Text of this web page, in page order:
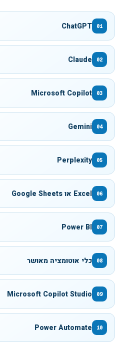
01
ChatGPT
02
Claude
03
Microsoft Copilot
04
Gemini
05
Perplexity
06 Excel או Google Sheets
07
Power BI
08 כלי אוטומציה מאושר
09
Microsoft Copilot Studio
10
Power Automate